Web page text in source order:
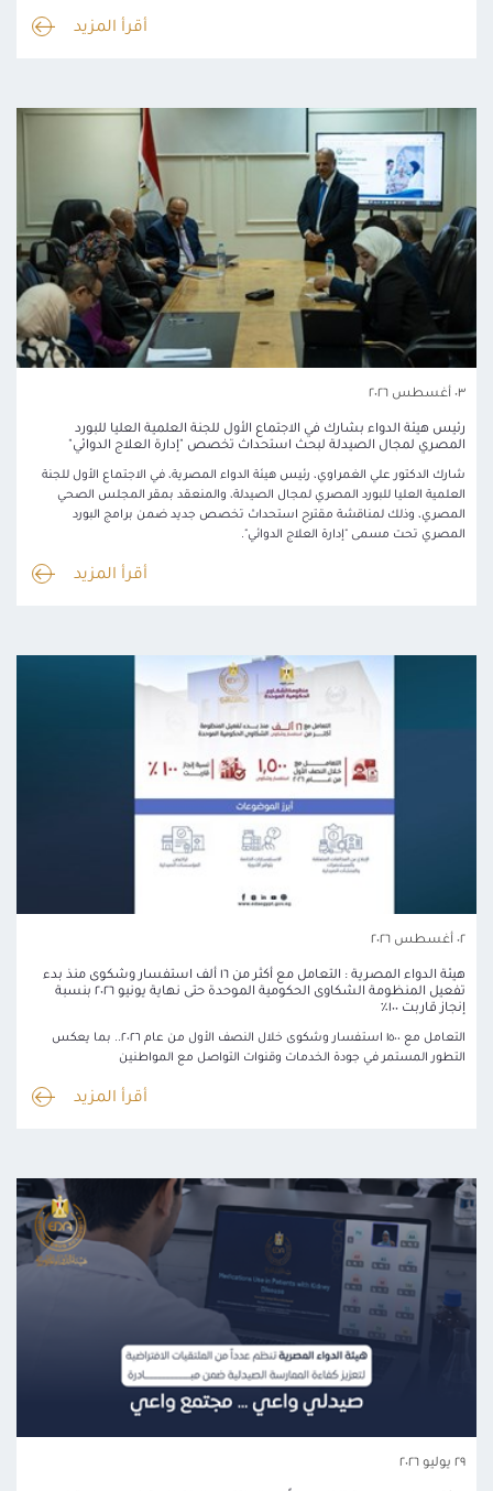
أقرأ المزيد
٠٣ أغسطس ٢٠٢٦
رئيس هيئة الدواء بشارك في الاجتماع الأول للجنة العلمية العليا للبورد
المصري لمجال الصيدلة لبحث استحداث تخصص "إدارة العلاج الدوائي"
شارك الدكتور علي الغمراوي، رئيس هيئة الدواء المصرية، في الاجتماع الأول للجنة
العلمية العليا للبورد المصري لمجال الصيدلة، والمنعقد بمقر المجلس الصحي
المصري، وذلك لمناقشة مقترح استحداث تخصص جديد ضمن برامج البورد
المصري تحت مسمى "إدارة العلاج الدوائي".
أقرأ المزيد
٠٢ أغسطس ٢٠٢٦
هيئة الدواء المصرية : التعامل مع أكثر من ١٦ ألف استفسار وشكوى منذ بدء
تفعيل المنظومة الشكاوى الحكومية الموحدة حتى نهاية يونيو ٢٠٢٦ بنسبة
إنجاز قاربت ١٠٠٪
التعامل مع ١٥٠٠ استفسار وشكوى خلال النصف الأول من عام ٢٠٢٦.. بما يعكس
التطور المستمر في جودة الخدمات وقنوات التواصل مع المواطنين
أقرأ المزيد
٢٩ يوليو ٢٠٢٦